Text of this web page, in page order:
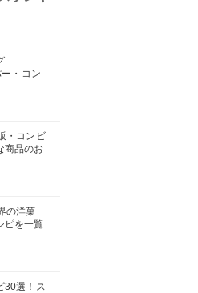
・コン
・コンビ
商品のお
の洋菓
ピを一覧
30選！ス